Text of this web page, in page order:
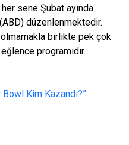
sene Şubat ayında
düzenlenmektedir.
birlikte pek çok
programıdır.
Kim Kazandı?”